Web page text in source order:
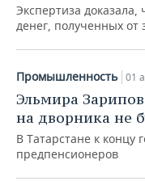
Экспертиза доказала,
денег, полученных от
Промышленность 01
Эльмира
на дворника не
В Татарстане к концу
предпенсионеров